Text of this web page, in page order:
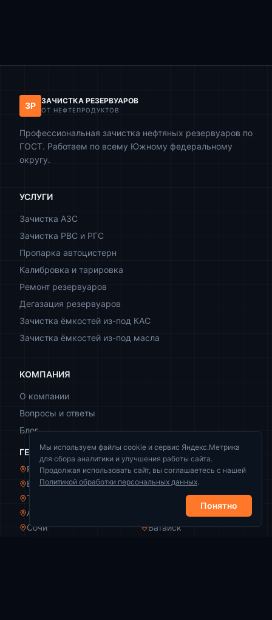
ЗР ЗАЧИСТКА РЕЗЕРВУАРОВ
ОТ НЕФТЕПРОДУКТОВ
Профессиональная зачистка нефтяных резервуаров по
ГОСТ. Работаем по всему Южному федеральному
округу.
УСЛУГИ
Зачистка АЗС
Зачистка РВС и РГС
Пропарка автоцистерн
Калибровка и тарировка
Ремонт резервуаров
Дегазация резервуаров
Зачистка ёмкостей из-под КАС
Зачистка ёмкостей из-под масла
КОМПАНИЯ
О компании
Вопросы и ответы
Блог
ГЕОГРАФИЯ
Ростов-на-Дону
Краснодар
Волгоград
Новороссийск
Таганрог
Волжский
Армавир
Пятигорск
Сочи
Батайск
Мы используем файлы cookie и сервис Яндекс.Метрика
для сбора аналитики и улучшения работы сайта.
Продолжая использовать сайт, вы соглашаетесь с нашей
Политикой обработки персональных данных.
Понятно